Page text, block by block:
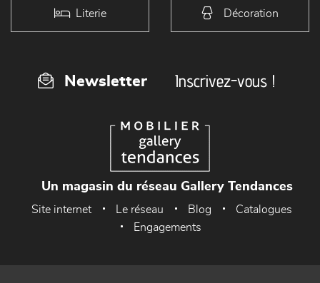
Literie Décoration
Newsletter Inscrivez-vous !
Un magasin du réseau Gallery Tendances
Site internet Le réseau Blog
Catalogues
Engagements